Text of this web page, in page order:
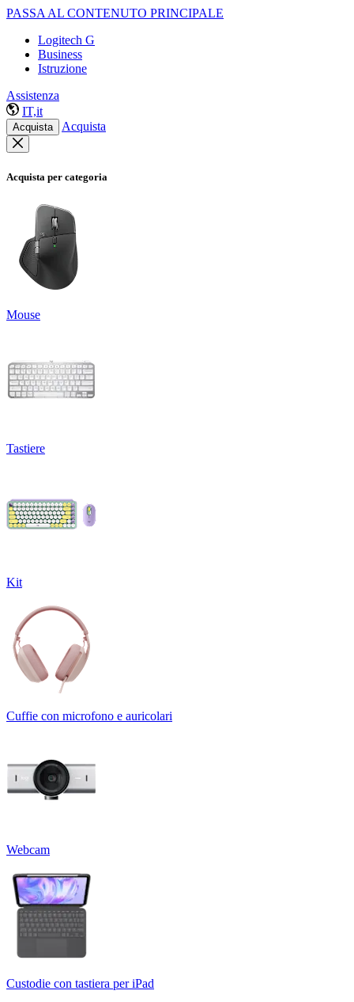
PASSA AL CONTENUTO PRINCIPALE
Logitech G
Business
Istruzione
Assistenza
IT,it
Acquista Acquista
Acquista per categoria
Mouse
Tastiere
Kit
Cuffie con microfono e auricolari
Webcam
Custodie con tastiera per iPad